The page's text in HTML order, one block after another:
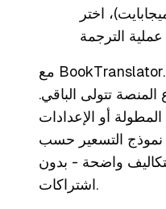
يكون أقل من 50 ميجابايت)، اختر
مع BookTranslator.ai، العملية بسيطة للغاية.
تتولى الباقي.
أو الإعدادات
نموذج التسعير حسب
واضحة - بدون
اشتراكات.